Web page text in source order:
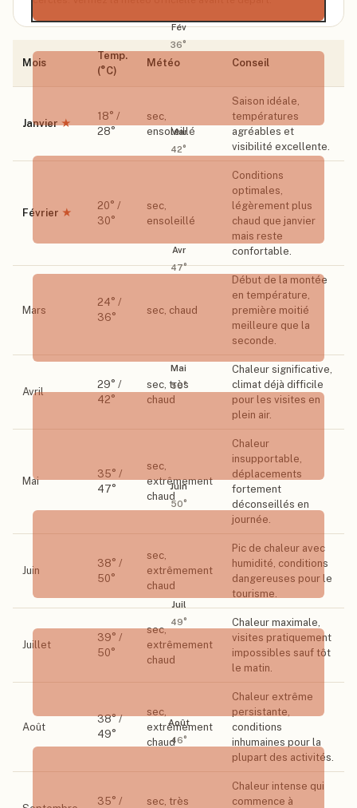
Fév
36°
Mar
42°
Avr
47°
Mai
50°
Juin
50°
Juil
49°
Août
46°
Mois
Temp.
(°C)
Météo Conseil
Janvier ★
18° /
28°
sec,
ensoleillé
Saison idéale,
températures
agréables et
visibilité excellente.
Février ★
20° /
30°
sec,
ensoleillé
Conditions
optimales,
légèrement plus
chaud que janvier
mais reste
confortable.
Mars
24° /
36°
sec, chaud
Début de la montée
en température,
première moitié
meilleure que la
seconde.
Avril
29° /
42°
sec, très
chaud
Chaleur significative,
climat déjà difficile
pour les visites en
plein air.
Mai
35° /
47°
sec,
extrêmement
chaud
Chaleur
insupportable,
déplacements
fortement
déconseillés en
journée.
Juin
38° /
50°
sec,
extrêmement
chaud
Pic de chaleur avec
humidité, conditions
dangereuses pour le
tourisme.
Juillet
39° /
50°
sec,
extrêmement
chaud
Chaleur maximale,
visites pratiquement
impossibles sauf tôt
le matin.
Août
38° /
49°
sec,
extrêmement
chaud
Chaleur extrême
persistante,
conditions
inhumaines pour la
plupart des activités.
35° / sec, très
Chaleur intense qui
commence à